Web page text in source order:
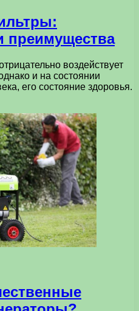
преимущества
воздействует
и на состоянии
его состояние здоровья.